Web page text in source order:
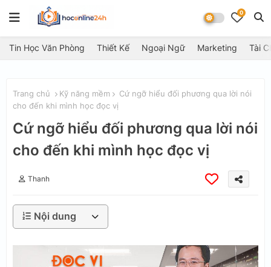
0
Tin Học Văn Phòng Thiết Kế Ngoại Ngữ Marketing Tài
Trang chủ Kỹ năng mềm
Cứ ngỡ hiểu đối phương qua lời nói
cho đến khi mình học đọc vị
Cứ ngỡ hiểu đối phương qua lời nói
cho đến khi mình học đọc vị
Thanh
Nội dung